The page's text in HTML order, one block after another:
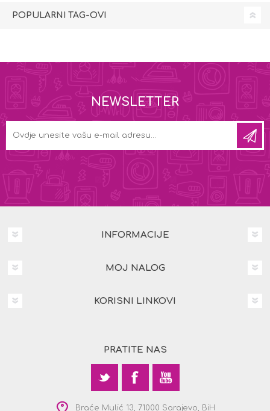
POPULARNI TAG-OVI
NEWSLETTER
INFORMACIJE
MOJ NALOG
KORISNI LINKOVI
PRATITE NAS
Braće Mulić 13, 71000 Sarajevo, BiH